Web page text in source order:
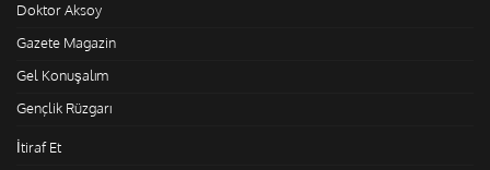
Doktor Aksoy
Gazete Magazin
Gel Konuşalım
Gençlik Rüzgarı
İtiraf Et